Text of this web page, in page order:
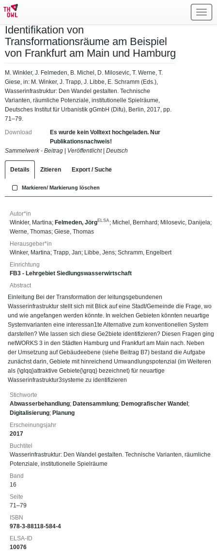
Identifikation von
Transformationsräume am Beispiel
von Frankfurt am Main und Hamburg
M. Winkler, J. Felmeden, B. Michel, D. Milosevic, T. Werne, T.
Giese, in: M. Winker, J. Trapp, J. Libbe, E. Schramm (Eds.),
Wasserinfrastruktur: Den Wandel gestalten. Technische
Varianten, räumliche Potenziale, institutionelle Spielräume,
Deutsches Institut für Urbanistik gGmbH (Difu), Berlin, 2017, pp.
71–79.
Download
Es wurde kein Volltext hochgeladen. Nur
Publikationsnachweis!
Sammelwerk - Beitrag
Veröffentlicht| Deutsch
Details Zitieren Export / Suche
Markieren/ Markierung löschen
Autor*in
Winkler, Martina; Felmeden, Jörg ELSA ; Michel, Bernhard ; Milosevic, Danijela;
Werne, Thomas; Giese, Thomas
Herausgeber*in
Winker, Martina; Trapp, Jan; Libbe, Jens; Schramm, Engelbert
Einrichtung
FB3 - Lehrgebiet Siedlungswasserwirtschaft
Abstract
Einleitung Bei der Transformation der leitungsgebundenen
Wasserinfrastruktur stellt sich mit Blick auf eine Stadt/Gemeinde die Frage, wo
und wie angefangen werden könnte. In welchen Gebieten könnten neuartige
Systemvarianten eine interessan1te Alternative zum konventionellen System
darstellen? Wie lassen sich diese Ge2biete identifizieren? Diesen Fragen ging
netWORKS 3 in den Städten Hamburg und Frankfurt am Main nach. Neben
der Umsetzung auf Gebäudeebene (siehe Beitrag B7) bestand die Aufgabe
zunächst darin, Gebiete mit hinreichend Umwandlungspotenzial (im Weiteren
als {\glqq}attraktive Gebiete{\grqq} bezeichnet) für neuartige
Wasserinfrastruktur3systeme zu identifizieren
Stichworte
Abwasserbehandlung; Datensammlung; Demografischer Wandel ;
Digitalisierung; Planung
Erscheinungsjahr
2017
Buchtitel
Wasserinfrastruktur: Den Wandel gestalten. Technische Varianten, räumliche
Potenziale, institutionelle Spielräume
Band
16
Seite
71–79
ISBN
978-3-88118-584-4
ELSA-ID
10076